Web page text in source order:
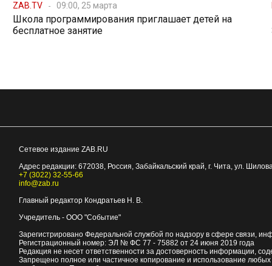
ZAB.TV 09:00, 25 марта
Школа программирования приглашает детей на
бесплатное занятие
Сетевое издание ZAB.RU
Адрес редакции: 672038, Россия, Забайкальский край, г. Чита, ул.
+7 (3022) 32-55-66
info@zab.ru
Главный редактор Кондратьев Н. В.
Учредитель - ООО "Событие"
Зарегистрировано Федеральной службой по надзору в сфере связи,
Регистрационный номер: ЭЛ № ФС 77 - 75882 от 24 июня 2019 года
Редакция не несет ответственности за достоверность информации,
Запрещено полное или частичное копирование и использование